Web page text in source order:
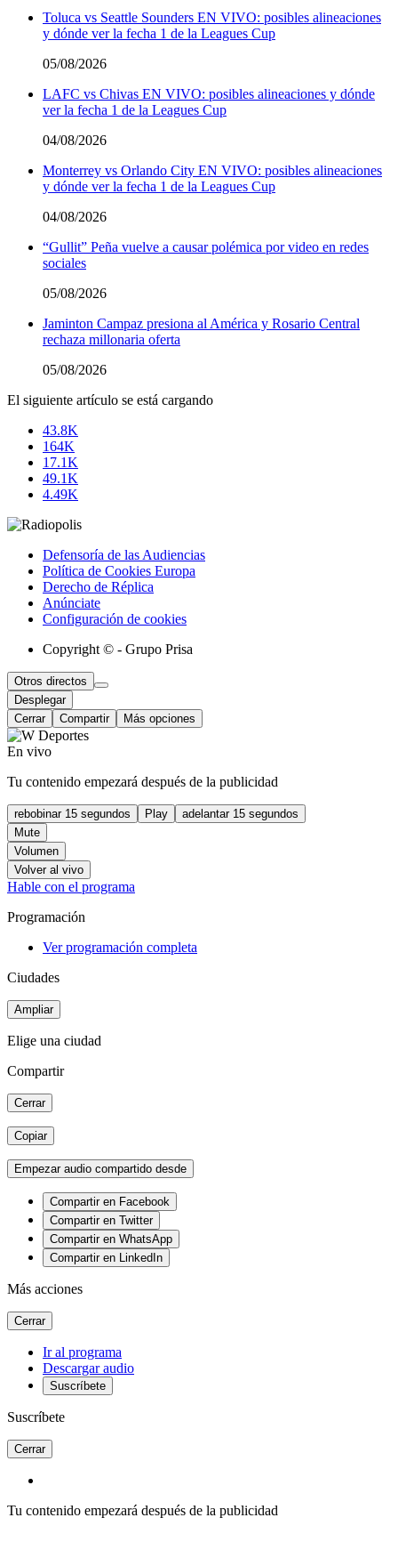
Toluca vs Seattle Sounders EN VIVO: posibles alineaciones
y dónde ver la fecha 1 de la Leagues Cup
05/08/2026
LAFC vs Chivas EN VIVO: posibles alineaciones y dónde
ver la fecha 1 de la Leagues Cup
04/08/2026
Monterrey vs Orlando City EN VIVO: posibles alineaciones
y dónde ver la fecha 1 de la Leagues Cup
04/08/2026
“Gullit” Peña vuelve a causar polémica por video en redes
sociales
05/08/2026
Jaminton Campaz presiona al América y Rosario Central
rechaza millonaria oferta
05/08/2026
El siguiente artículo se está cargando
43.8K
164K
17.1K
49.1K
4.49K
Defensoría de las Audiencias
Política de Cookies Europa
Derecho de Réplica
Anúnciate
Configuración de cookies
Copyright © - Grupo Prisa
Otros directos
Desplegar
Cerrar
Compartir Más opciones
En vivo
Tu contenido empezará después de la publicidad
rebobinar 15 segundos Play
adelantar 15 segundos
Mute
Volumen
Volver al vivo
Hable con el programa
Programación
Ver programación completa
Ciudades
Ampliar
Elige una ciudad
Compartir
Cerrar
Copiar
Empezar audio compartido desde
Compartir en Facebook
Compartir en Twitter
Compartir en WhatsApp
Compartir en LinkedIn
Más acciones
Cerrar
Ir al programa
Descargar audio
Suscríbete
Suscríbete
Cerrar
Tu contenido empezará después de la publicidad